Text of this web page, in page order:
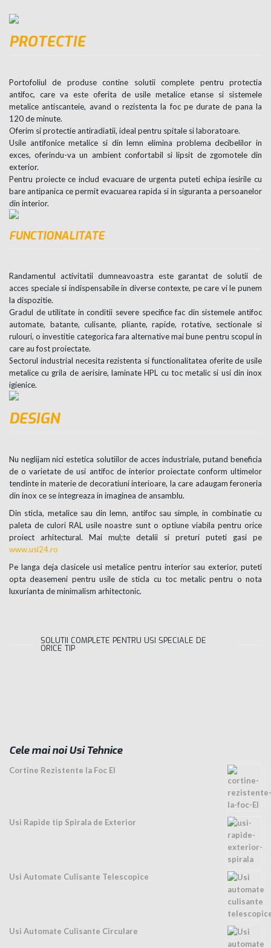
PROTECTIE
Portofoliul de produse contine solutii complete pentru protectia
antifoc, care va este oferita de usile metalice etanse si sistemele
metalice antiscanteie, avand o rezistenta la foc pe durate de pana la
120 de minute.
Oferim si protectie antiradiatii, ideal pentru spitale si laboratoare.
Usile antifonice metalice si din lemn elimina problema decibelilor in
exces, oferindu-va un ambient confortabil si lipsit de zgomotele din
exterior.
Pentru proiecte ce includ evacuare de urgenta puteti echipa iesirile cu
bare antipanica ce permit evacuarea rapida si in siguranta a persoanelor
din interior.
FUNCTIONALITATE
Randamentul activitatii dumneavoastra este garantat de solutii de
acces speciale si indispensabile in diverse contexte, pe care vi le punem
la dispozitie.
Gradul de utilitate in conditii severe specifice fac din sistemele antifoc
automate, batante, culisante, pliante, rapide, rotative, sectionale si
rulouri, o investitie categorica fara alternative mai bune pentru scopul in
care au fost proiectate.
Sectorul industrial necesita rezistenta si functionalitatea oferite de usile
metalice cu grila de aerisire, laminate HPL cu toc metalic si usi din inox
igienice.
DESIGN
Nu neglijam nici estetica solutiilor de acces industriale, putand beneficia
de o varietate de usi antifoc de interior proiectate conform ultimelor
tendinte in materie de decoratiuni interioare, la care adaugam feroneria
din inox ce se integreaza in imaginea de ansamblu.
Din sticla, metalice sau din lemn, antifoc sau simple, in combinatie cu
paleta de culori RAL usile noastre sunt o optiune viabila pentru orice
proiect arhitectural. Mai mul;te detalii si preturi puteti gasi pe
www.usi24.ro
Pe langa deja clasicele usi metalice pentru interior sau exterior, puteti
opta deasemeni pentru usile de sticla cu toc metalic pentru o nota
luxurianta de minimalism arhitectonic.
SOLUTII COMPLETE PENTRU USI SPECIALE DE
ORICE TIP
Cele mai noi Usi Tehnice
Cortine Rezistente la Foc EI
Usi Rapide tip Spirala de Exterior
Usi Automate Culisante Telescopice
Usi Automate Culisante Circulare